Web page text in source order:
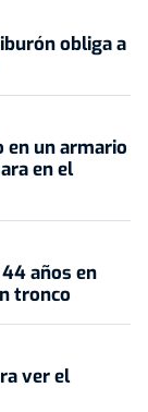
obliga a
en un armario
en el
años en
tronco
ver el